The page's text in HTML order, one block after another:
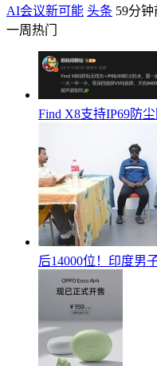
AI会议新可能 头条 59分钟
一周热门
Find X8支持IP69防
后14000位！印度男